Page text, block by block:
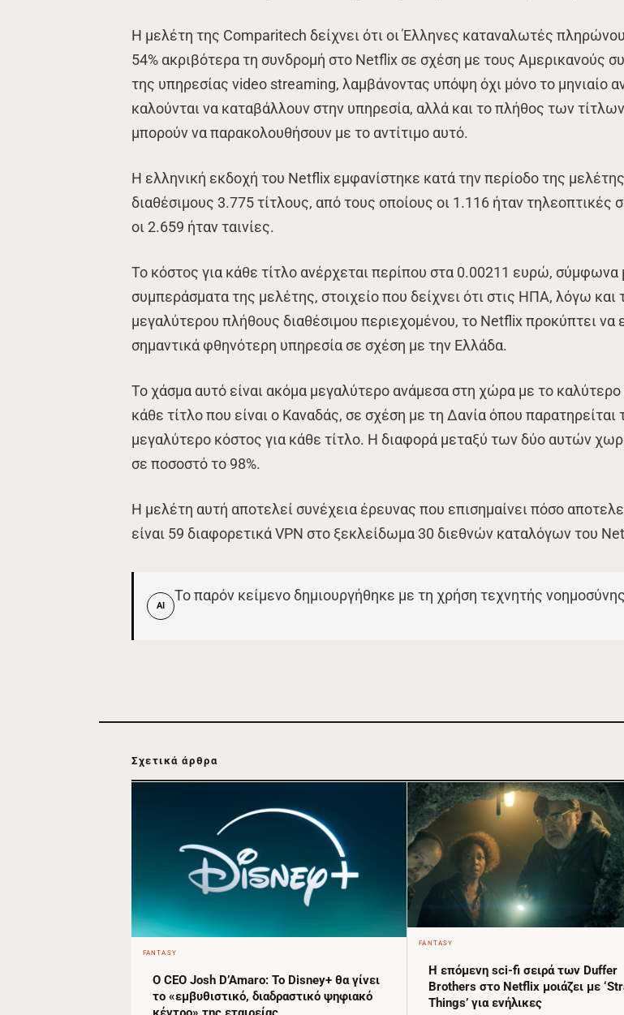
Η μελέτη της Comparitech δείχνει ότι οι Έλληνες καταναλωτές
54% ακριβότερα τη συνδρομή στο Netflix σε σχέση με τους Αμερικανούς
της υπηρεσίας video streaming, λαμβάνοντας υπόψη όχι μόνο το μηνιαίο
καλούνται να καταβάλλουν στην υπηρεσία, αλλά και το πλήθος των
μπορούν να παρακολουθήσουν με το αντίτιμο αυτό.
Η ελληνική εκδοχή του Netflix εμφανίστηκε κατά την περίοδο της
διαθέσιμους 3.775 τίτλους, από τους οποίους οι 1.116 ήταν τηλεοπτικές
οι 2.659 ήταν ταινίες.
To κόστος για κάθε τίτλο ανέρχεται περίπου στα 0.00211 ευρώ, σύμφωνα
συμπεράσματα της μελέτης, στοιχείο που δείχνει ότι στις ΗΠΑ, λόγω και
μεγαλύτερου πλήθους διαθέσιμου περιεχομένου, το Netflix προκύπτει να
σημαντικά φθηνότερη υπηρεσία σε σχέση με την Ελλάδα.
Το χάσμα αυτό είναι ακόμα μεγαλύτερο ανάμεσα στη χώρα με το καλύτερο
κάθε τίτλο που είναι ο Καναδάς, σε σχέση με τη Δανία όπου παρατηρείται
μεγαλύτερο κόστος για κάθε τίτλο. Η διαφορά μεταξύ των δύο αυτών
σε ποσοστό το 98%.
Η μελέτη αυτή αποτελεί συνέχεια έρευνας που επισημαίνει πόσο
είναι 59 διαφορετικά VPN στο ξεκλείδωμα 30 διεθνών καταλόγων του
AI
Το παρόν κείμενο δημιουργήθηκε με τη χρήση τεχνητής
Σχετικά άρθρα
FANTASY
Ο CEO Josh D’Amaro: Το Disney+ θα γίνει
το «εμβυθιστικό, διαδραστικό ψηφιακό
FANTASY
Η επόμενη sci-fi σειρά των Duffer
Brothers στο Netflix μοιάζει με
Things’ για ενήλικες